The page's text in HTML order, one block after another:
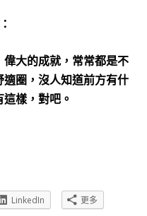
大的成就，常常都是不
圈，沒人知道前方有什
樣，對吧。
LinkedIn 更多